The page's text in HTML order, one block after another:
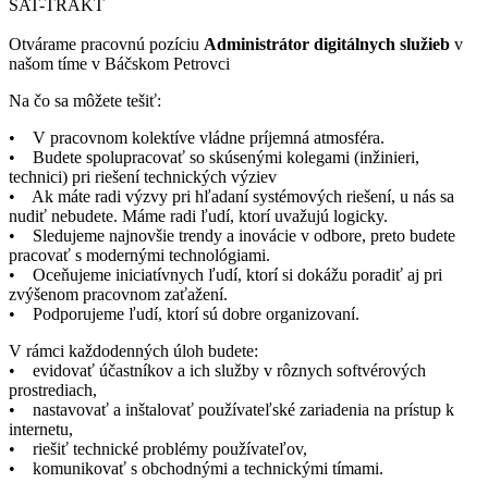
SAT-TRAKT
Otvárame pracovnú pozíciu Administrátor digitálnych služieb v
našom tíme v Báčskom Petrovci
Na čo sa môžete tešiť:
• V pracovnom kolektíve vládne príjemná atmosféra.
• Budete spolupracovať so skúsenými kolegami (inžinieri,
technici) pri riešení technických výziev
• Ak máte radi výzvy pri hľadaní systémových riešení, u nás sa
nudiť nebudete. Máme radi ľudí, ktorí uvažujú logicky.
• Sledujeme najnovšie trendy a inovácie v odbore, preto budete
pracovať s modernými technológiami.
• Oceňujeme iniciatívnych ľudí, ktorí si dokážu poradiť aj pri
zvýšenom pracovnom zaťažení.
• Podporujeme ľudí, ktorí sú dobre organizovaní.
V rámci každodenných úloh budete:
• evidovať účastníkov a ich služby v rôznych softvérových
prostrediach,
• nastavovať a inštalovať používateľské zariadenia na prístup k
internetu,
• riešiť technické problémy používateľov,
• komunikovať s obchodnými a technickými tímami.